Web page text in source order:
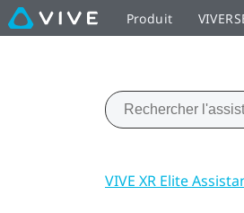
Produit
VIVE XR Elite